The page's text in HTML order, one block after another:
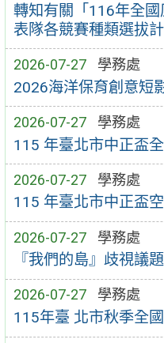
轉知有關「116年全
表隊各競賽種類選拔
2026-07-27 學務處
2026海洋保育創意短
2026-07-27 學務處
115 年臺北市中正盃
2026-07-27 學務處
115 年臺北市中正盃
2026-07-27 學務處
『我們的島』歧視議
2026-07-27 學務處
115年臺 北市秋季全